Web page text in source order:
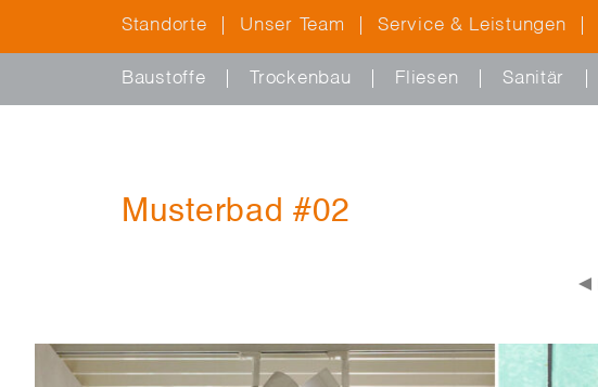
Standorte Unser Team Service & Leistungen
Baustoffe Trockenbau Fliesen Sanitär
Musterbad #02